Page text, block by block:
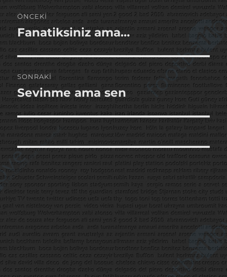
Yazı
gezinmesi
ÖNCEKI
Önceki
yazı:
Fanatiksiniz ama…
SONRAKI
Sonraki
yazı:
Sevinme ama sen